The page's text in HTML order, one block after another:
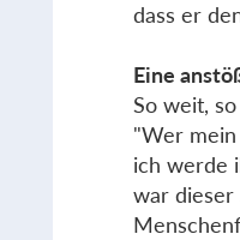
dass er
Eine
So weit,
"Wer
ich werde
war dieser